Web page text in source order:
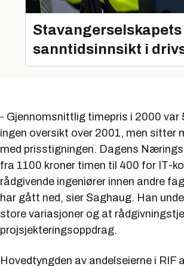
sanntidsinnsikt i
- Gjennomsnittlig timepris i 2000 var
ingen oversikt over 2001, men sitter
med prisstigningen. Dagens
fra 1100 kroner timen til 400 for IT-
rådgivende ingeniører innen andre
har gått ned, sier Saghaug. Han
store variasjoner og at
projsjekteringsoppdrag.
Hovedtyngden av andelseierne i RIF